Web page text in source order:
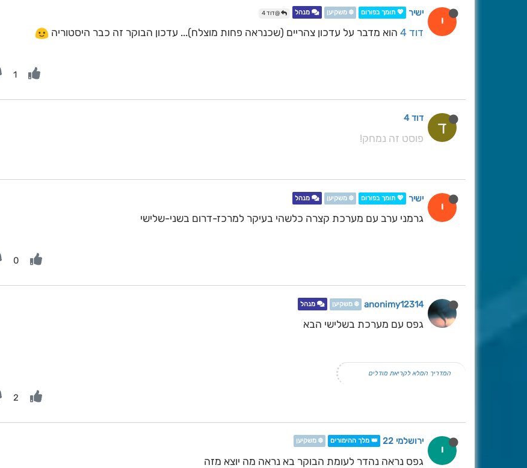
י ישיר 💖 תומך בפורום ❄️ משקיען מנהל @דוד 4
דוד 4 הוא מדבר על עדכון צהריים (שכנראה פחות מוצלח)... עדכון הבוקר זה כבר היסטוריה
1
ד דוד 4
פוסט זה נמחק!
י ישיר 💖 תומך בפורום ❄️ משקיען מנהל
גרמני ערב עם מערכת קצרה כלשהי בעיקר למרכז-דרום בשני-שלישי
0
anonimy12314 ❄️ משקיען מנהל
גפס עם מערכת בשלישי הבא
המדריך המלא לקריאת מודלים
2
י ירושלמי 22 👑 מלך ההימורים ❄️ משקיען
גפס נראה נהדר לעומת הבוקר בא נראה מה יוצא מזה